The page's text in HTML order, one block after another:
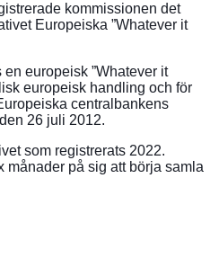
kommissionen det
Europeiska ”Whatever it
en europeisk ”Whatever it
europeisk handling och för
centralbankens
26 juli 2012.
som registrerats 2022.
månader på sig att börja samla